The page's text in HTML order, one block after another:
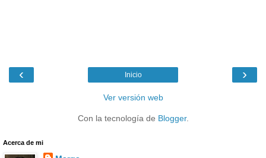
‹ ›
Inicio
Ver versión web
Con la tecnología de Blogger.
Acerca de mi